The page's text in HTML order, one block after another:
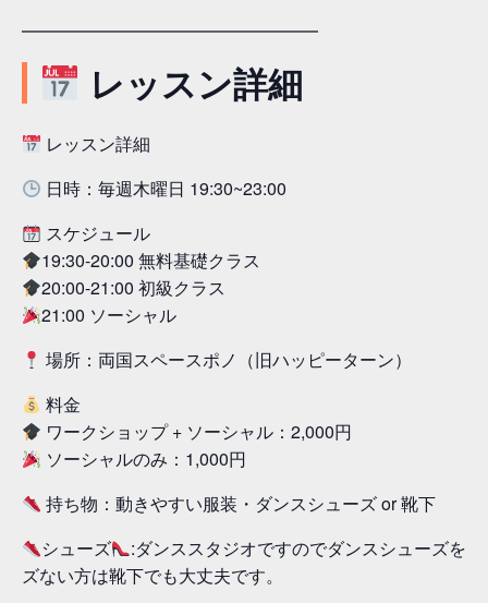
━━━━━━━━━━━━━━━━━
レッスン詳細
レッスン詳細
日時：毎週木曜日 19:30~23:00
スケジュール
19:30-20:00 無料基礎クラス
20:00-21:00 初級クラス
21:00 ソーシャル
場所：両国スペースポノ（旧ハッピーターン）
料金
ワークショップ + ソーシャル：2,000円
ソーシャルのみ：1,000円
持ち物：動きやすい服装・ダンスシューズ or 靴下
シューズ
:ダンススタジオですのでダンスシューズを
ズない方は靴下でも大丈夫です。